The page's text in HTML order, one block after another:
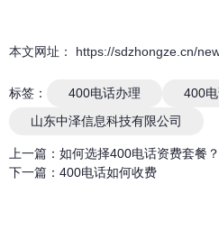
本文网址： https://sdzhongze.cn/
标签： 400电话办理 400
山东中泽信息科技有限公司
上一篇： 如何选择400电话资费套餐？
下一篇： 400电话如何收费